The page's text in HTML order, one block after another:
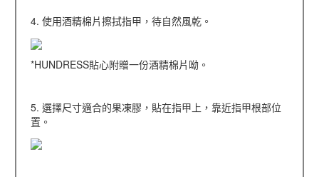
4. 使用酒精棉片擦拭指甲，待自然風乾。
*HUNDRESS貼心附贈一份酒精棉片呦。
5. 選擇尺寸適合的果凍膠，貼在指甲上，靠近指甲根部位
置。